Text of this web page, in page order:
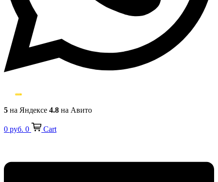
5 на Яндексе 4.8 на Авито
0 руб. 0 Cart